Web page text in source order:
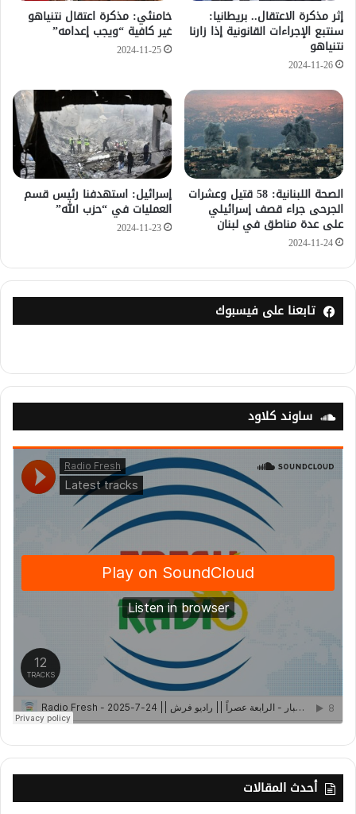
إثر مذكرة الاعتقال.. بريطانيا:
سنتبع الإجراءات القانونية إذا زارنا
نتنياهو
2024-11-26
خامنئي: مذكرة اعتقال نتنياهو
غير كافية “ويجب إعدامه”
2024-11-25
الصحة اللبنانية: 58 قتيل وعشرات
الجرحى جراء قصف إسرائيلي
على عدة مناطق في لبنان
2024-11-24
إسرائيل: استهدفنا رئيس قسم
العمليات في “حزب الله”
2024-11-23
تابعنا على فيسبوك
ساوند كلاود
أحدث المقالات